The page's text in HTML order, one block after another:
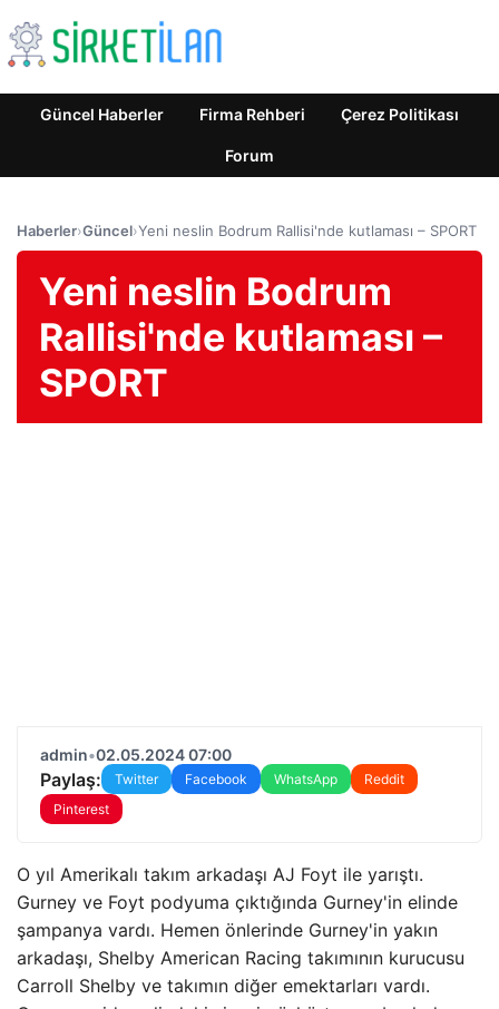
Güncel Haberler Firma Rehberi Çerez Politikası
Forum
Haberler›Güncel›Yeni neslin Bodrum Rallisi'nde kutlaması – SPORT
Yeni neslin Bodrum
Rallisi'nde kutlaması –
SPORT
admin•02.05.2024 07:00
Paylaş: Twitter Facebook WhatsApp
Reddit
Pinterest
O yıl Amerikalı takım arkadaşı AJ Foyt ile yarıştı.
Gurney ve Foyt podyuma çıktığında Gurney'in elinde
şampanya vardı. Hemen önlerinde Gurney'in yakın
arkadaşı, Shelby American Racing takımının kurucusu
Carroll Shelby ve takımın diğer emektarları vardı.